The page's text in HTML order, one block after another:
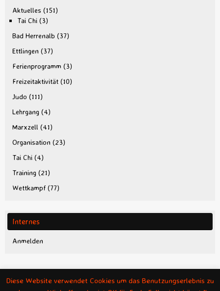
Aktuelles (151)
Tai Chi (3)
Bad Herrenalb (37)
Ettlingen (37)
Ferienprogramm (3)
Freizeitaktivität (10)
Judo (111)
Lehrgang (4)
Marxzell (41)
Organisation (23)
Tai Chi (4)
Training (21)
Wettkampf (77)
Internes
Anmelden
Diese Website verwendet Cookies um das Benutzungserlebnis zu